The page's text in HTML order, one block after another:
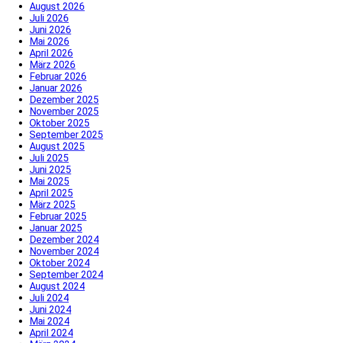
August 2026
Juli 2026
Juni 2026
Mai 2026
April 2026
März 2026
Februar 2026
Januar 2026
Dezember 2025
November 2025
Oktober 2025
September 2025
August 2025
Juli 2025
Juni 2025
Mai 2025
April 2025
März 2025
Februar 2025
Januar 2025
Dezember 2024
November 2024
Oktober 2024
September 2024
August 2024
Juli 2024
Juni 2024
Mai 2024
April 2024